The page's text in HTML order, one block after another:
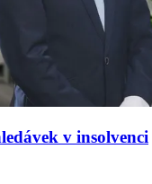
v insolvenci